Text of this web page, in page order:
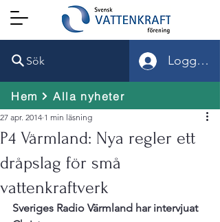
Sök Logga in
Hem Alla nyheter
P4 Värmland: Nya regler ett
dråpslag för små
vattenkraftverk
27 apr. 2014 1 min läsning
Sveriges Radio Värmland har intervjuat